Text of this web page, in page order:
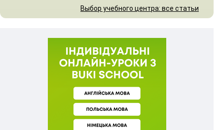
Выбор учебного центра: все статьи